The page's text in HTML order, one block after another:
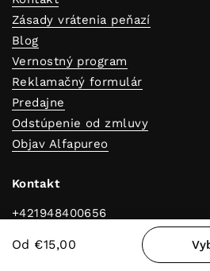
ODOSLAŤ
Pretplati se i dobivaš korisne
Osim toga uživat ćeš u
akcijama i novostima koje
Obchodné podmienky
Zásady ochrany osobných údajov
Zásady vrátenia peňazí
Od €15,00